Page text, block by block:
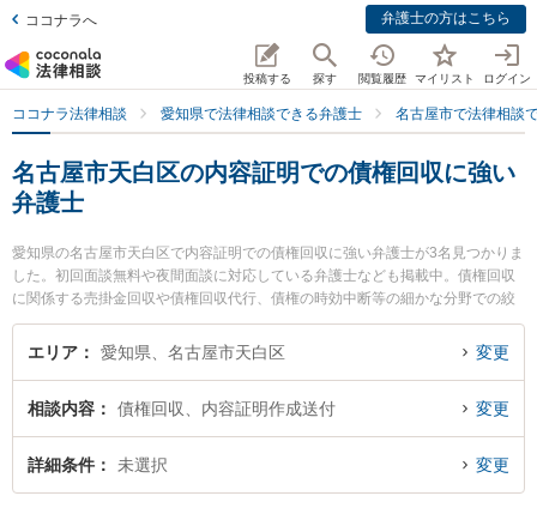
ココナラへ 弁護士の方はこちら
投稿する 探す 閲覧履歴 マイリスト ログイン
ココナラ法律相談 愛知県で法律相談できる弁護士 名古屋市で法律相談
名古屋市天白区の内容証明での債権回収に強い
弁護士
愛知県の名古屋市天白区で内容証明での債権回収に強い弁護士が3名見つかりま
した。初回面談無料や夜間面談に対応している弁護士なども掲載中。債権回収
に関係する売掛金回収や債権回収代行、債権の時効中断等の細かな分野での絞
り込み検索もでき便利です。特に野並駅前法律事務所の田口 博貴弁護士や弁護
士法人名古屋南部法律事務所 平針事務所の林 翔太弁護士、すぎうら法律事務所
ラブルを今すぐに弁護士に相談したい』『内容証明での債権回収のトラブル解
決の実績豊富な近くの弁護士を検索したい』『初回相談無料で内容証明での債
権回収を法律相談できる名古屋市天白区内の弁護士に相談予約したい』などで
エリア 愛知県、名古屋市天白区 変更
相談内容 債権回収、内容証明作成送付 変更
詳細条件 未選択 変更